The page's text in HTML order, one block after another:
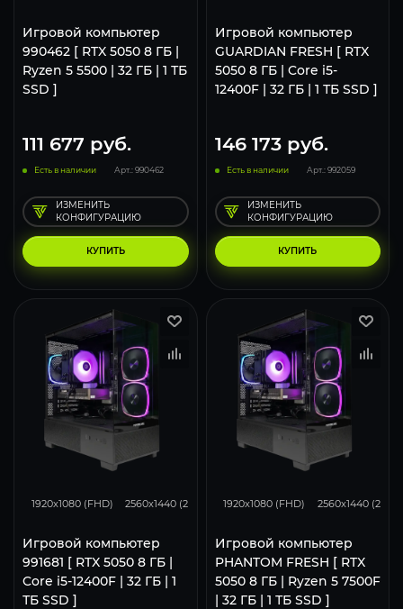
Игровой компьютер
990462 [ RTX 5050 8 ГБ |
Ryzen 5 5500 | 32 ГБ | 1 ТБ
SSD ]
111 677 руб.
Есть в наличии Арт.: 990462
КУПИТЬ
ИЗМЕНИТЬ
КОНФИГУРАЦИЮ
Игровой компьютер
GUARDIAN FRESH [ RTX
5050 8 ГБ | Core i5-
12400F | 32 ГБ | 1 ТБ SSD ]
146 173руб.
Есть в наличии Арт.: 992059
КУПИТЬ
ИЗМЕНИТЬ
КОНФИГУРАЦИЮ
1920x1080 (FHD) 2560x1440 (2K) 3840x2160 (4K)
Игровой компьютер
991681 [ RTX 5050 8 ГБ |
Core i5-12400F | 32 ГБ | 1
ТБ SSD ]
1920x1080 (FHD) 2560x1440 (2K)
Игровой компьютер
PHANTOM FRESH [ RTX
5050 8 ГБ | Ryzen 5 7500F
| 32 ГБ | 1 ТБ SSD ]